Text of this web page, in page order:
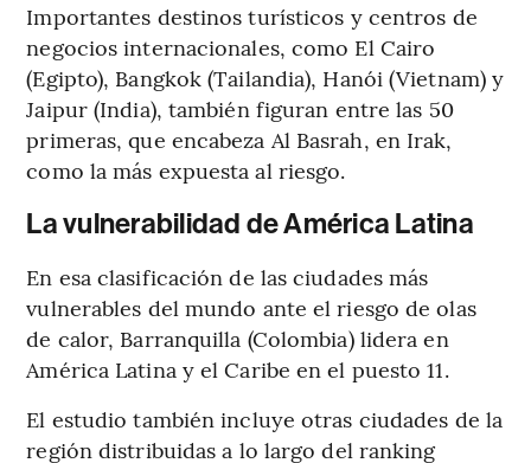
Importantes destinos turísticos y centros de
negocios internacionales, como El Cairo
(Egipto), Bangkok (Tailandia), Hanói (Vietnam) y
Jaipur (India), también figuran entre las 50
primeras, que encabeza Al Basrah, en Irak,
como la más expuesta al riesgo.
La vulnerabilidad de América Latina
En esa clasificación de las ciudades más
vulnerables del mundo ante el riesgo de olas
de calor, Barranquilla (Colombia) lidera en
América Latina y el Caribe en el puesto 11.
El estudio también incluye otras ciudades de la
región distribuidas a lo largo del ranking